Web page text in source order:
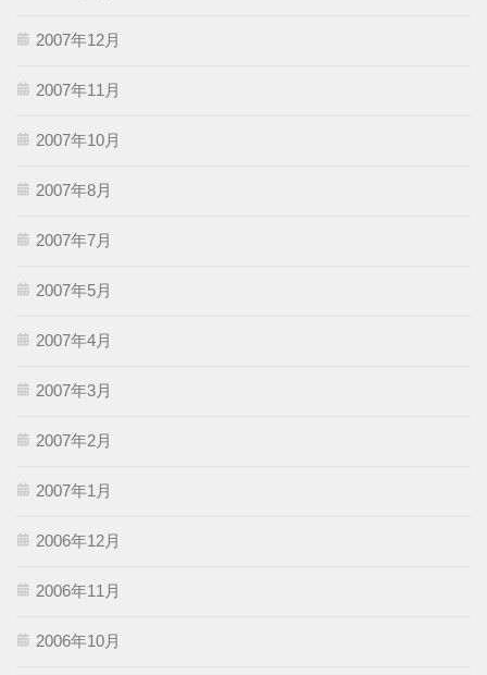
2007年12月
2007年11月
2007年10月
2007年8月
2007年7月
2007年5月
2007年4月
2007年3月
2007年2月
2007年1月
2006年12月
2006年11月
2006年10月